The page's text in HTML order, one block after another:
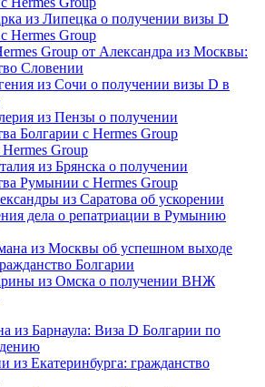
из Липецка о получении визы D
Hermes Group
Group от Александра из Москвы:
Словении
из Сочи о получении визы D в
из Пензы о получении
Болгарии с Hermes Group
Group
из Брянска о получении
Румынии с Hermes Group
из Саратова об ускорении
дела о репатриации в Румынию
из Москвы об успешном выходе
Болгарии
из Омска о получении ВНЖ
из Барнаула: Виза D Болгарии по
из Екатеринбурга: гражданство